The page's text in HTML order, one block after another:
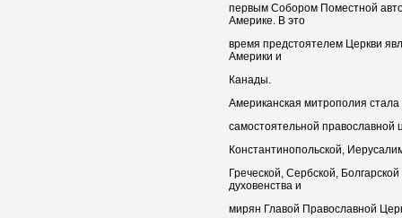
первым Собором Поместной
Америке. В это
время предстоятелем Церкви
Америки и
Канады.
Американская митрополия
самостоятельной православной
Константинопольской,
Греческой, Сербской,
духовенства и
мирян Главой Православной